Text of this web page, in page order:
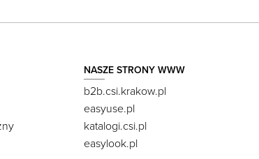
NASZE STRONY WWW
b2b.csi.krakow.pl
easyuse.pl
katalogi.csi.pl
easylook.pl